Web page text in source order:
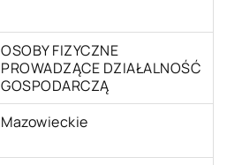
OSOBY FIZYCZNE
PROWADZĄCE DZIAŁALNOŚĆ
GOSPODARCZĄ
Mazowieckie